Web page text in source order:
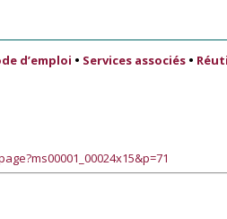
d’emploi • Services associés •